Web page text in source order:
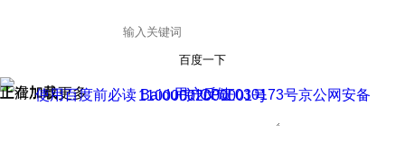
百度一下
正在加载
上滑加载更多 用户反馈
使用百度前必读 Baidu 京ICP证030173号
京公网安备11000002000001号